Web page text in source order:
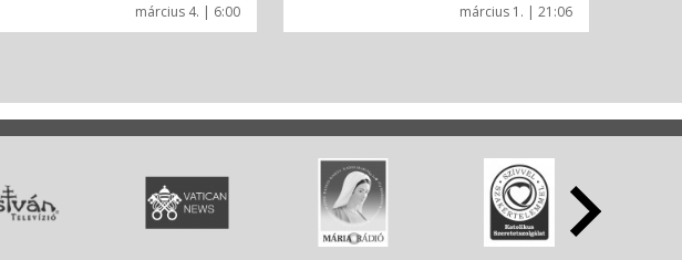
március 4. | 6:00 március 1. | 21:06